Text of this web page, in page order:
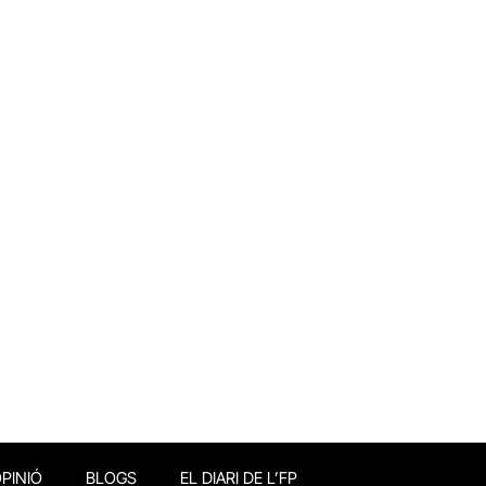
BLOGS EL DIARI DE L’FP